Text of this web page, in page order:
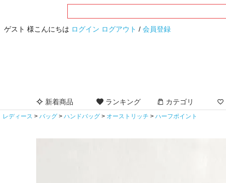
ゲスト 様こんにちは ログイン ログアウト / 会員登録
新着商品 ランキング カテゴリ
レディース バッグ ハンドバッグ オーストリッチ ハーフポイント